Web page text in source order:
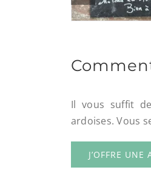
Il vous suffit
ardoises. Vous
J’OFFRE UNE